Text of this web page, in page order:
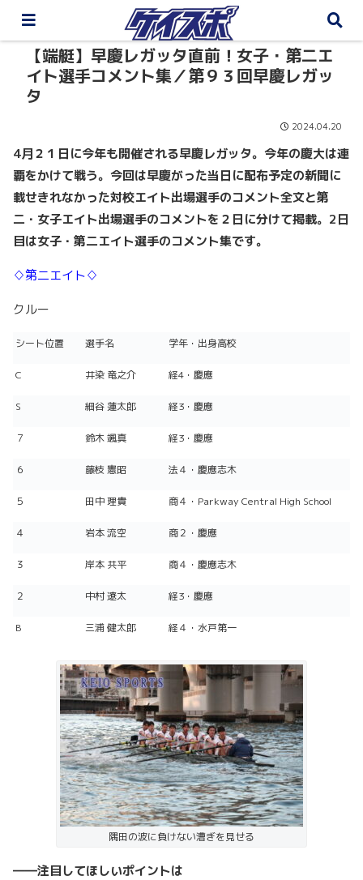
【端艇】早慶レガッタ直前！女子・第二エ
イト選手コメント集／第９３回早慶レガッ
タ
2024.04.20
4月２１日に今年も開催される早慶レガッタ。今年の慶大は連
覇をかけて戦う。今回は早慶がった当日に配布予定の新聞に
載せきれなかった対校エイト出場選手のコメント全文と第
二・女子エイト出場選手のコメントを２日に分けて掲載。2日
目は女子・第二エイト選手のコメント集です。
♢第二エイト♢
クルー
シート位置 選手名 学年・出身高校
C 井染 竜之介 経4・慶應
S 細谷 蓮太郎 経3・慶應
７ 鈴木 颯真 経3・慶應
６ 藤枝 憲昭 法４・慶應志木
５ 田中 理貴 商４・Parkway Central High School
４ 岩本 流空 商２・慶應
３ 岸本 共平 商４・慶應志木
２ 中村 遼太 経3・慶應
B 三浦 健太郎 経４・水戸第一
隅田の波に負けない漕ぎを見せる
――注目してほしいポイントは